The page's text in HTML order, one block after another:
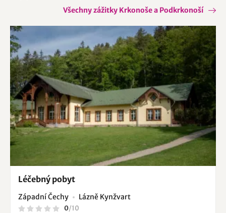
Všechny zážitky Krkonoše a Podkrkonoší
Léčebný pobyt
Západní Čechy Lázně Kynžvart
0/10